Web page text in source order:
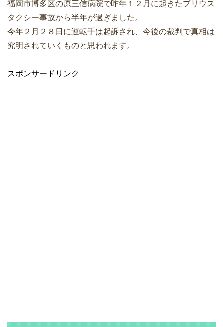
福岡市博多区の原三信病院で昨年１２月に起きたプリウス
タクシー事故から半年が過ぎました。
今年２月２８日に運転手は起訴され、今後の裁判で真相は
究明されていくものと思われます。
スポンサードリンク